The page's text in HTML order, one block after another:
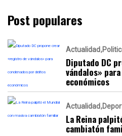
Post populares
Actualidad
Diputado DC
vándalos»
económicos
Actualidad
La Reina
cambiatón